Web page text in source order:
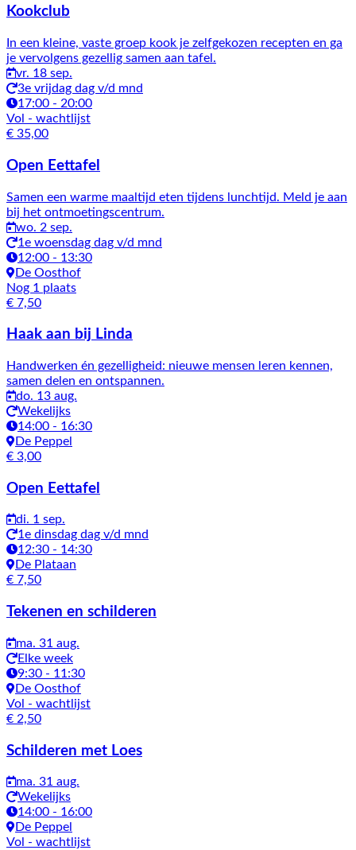
Activiteiten
Kookclub
In een kleine, vaste groep kook je zelfgekozen recepten en ga
je vervolgens gezellig samen aan tafel.
vr. 18 sep.
3e vrijdag dag v/d mnd
17:00 - 20:00
Vol - wachtlijst
€ 35,00
Open Eettafel
Samen een warme maaltijd eten tijdens lunchtijd. Meld je aan
bij het ontmoetingscentrum.
wo. 2 sep.
1e woensdag dag v/d mnd
12:00 - 13:30
De Oosthof
Nog 1 plaats
€ 7,50
Haak aan bij Linda
Handwerken én gezelligheid: nieuwe mensen leren kennen,
samen delen en ontspannen.
do. 13 aug.
Wekelijks
14:00 - 16:30
De Peppel
€ 3,00
Open Eettafel
di. 1 sep.
1e dinsdag dag v/d mnd
12:30 - 14:30
De Plataan
€ 7,50
Tekenen en schilderen
ma. 31 aug.
Elke week
9:30 - 11:30
De Oosthof
Vol - wachtlijst
€ 2,50
Schilderen met Loes
ma. 31 aug.
Wekelijks
14:00 - 16:00
De Peppel
Vol - wachtlijst